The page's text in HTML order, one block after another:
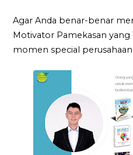
Agar Anda benar-benar
Motivator Pamekasan
momen special perusahaan